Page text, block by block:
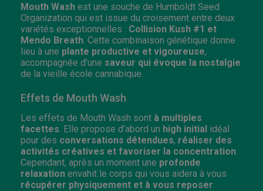
Mouth Wash est une souche de Humboldt Seed
Organization qui est issue du croisement entre deux
variétés exceptionnelles : Collision Kush #1 et
Mendo Breath . Cette combinaison génétique donne
lieu à une plante productive et vigoureuse,
accompagnée d’une saveur qui évoque la nostalgie
de la vieille école cannabique.
Effets de Mouth Wash
Les effets de Mouth Wash sont à multiples
facettes . Elle propose d’abord un high initial idéal
pour des conversations détendues, réaliser des
activités créatives et favoriser la concentration
Cependant, après un moment une profonde
relaxation envahit le corps qui vous aidera à vous
récupérer physiquement et à vous reposer